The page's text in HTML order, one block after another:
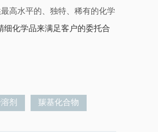
高水平的 独特、稀有的化学
化学品来满足客户的委托合
剂 羰基化合物